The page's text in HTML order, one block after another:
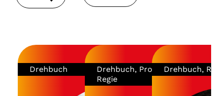
Drehbuch
Drehbuch, Produktion,
Regie
Drehbuch,